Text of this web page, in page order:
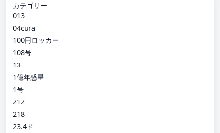
カテゴリー
013
04cura
100円ロッカー
108号
13
1億年惑星
1号
212
218
23.4ド